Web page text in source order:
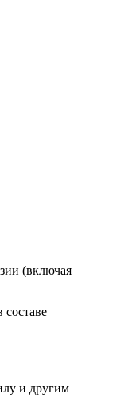
(включая
составе
и другим